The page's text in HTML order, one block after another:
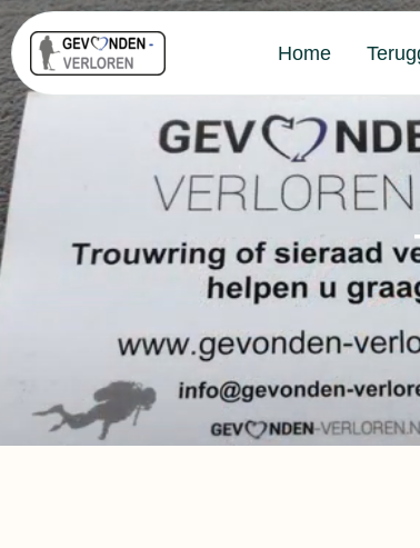
Home